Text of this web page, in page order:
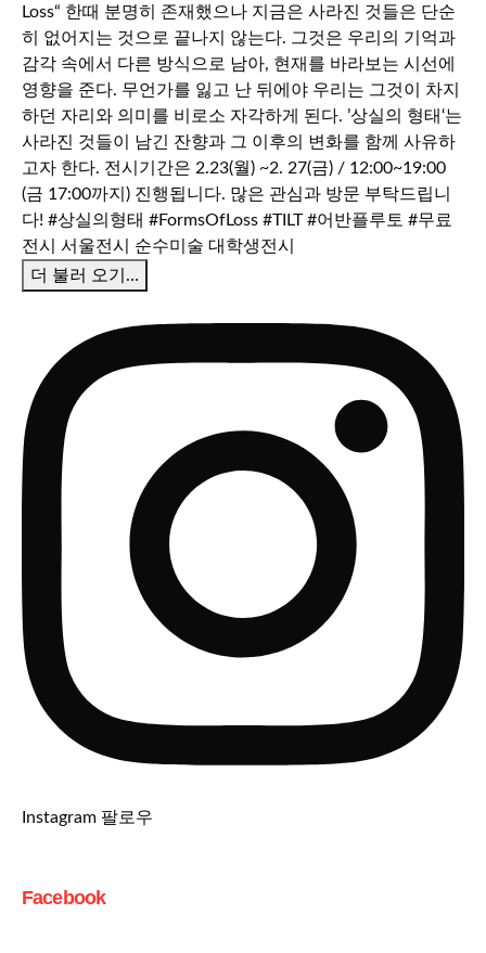
더 불러 오기…
Instagram 팔로우
Facebook